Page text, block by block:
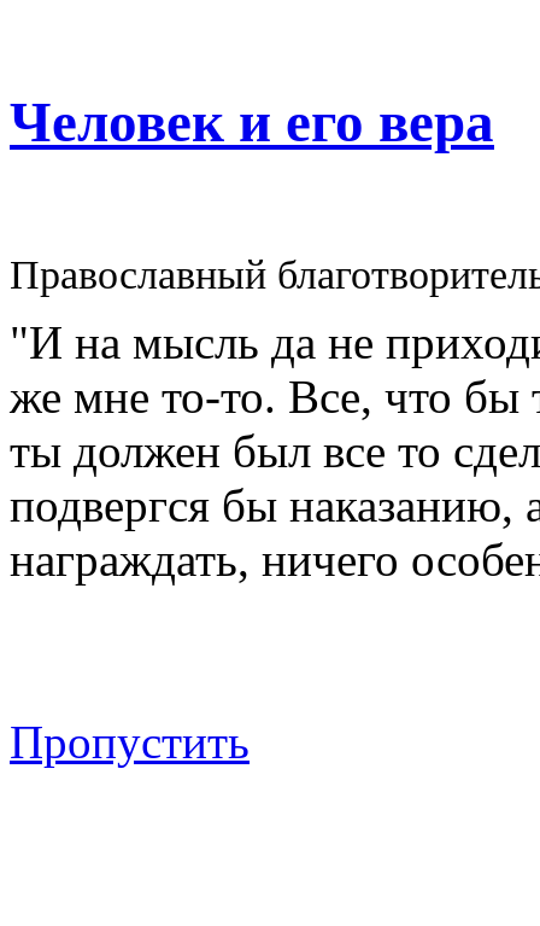
Человек и его вера
Православный
"И на мысль да не
же мне то-то. Все, что
ты должен был все то
подвергся бы наказанию,
награждать, ничего
Пропустить